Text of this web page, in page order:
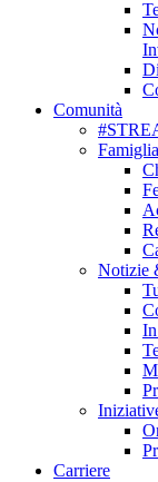
Comunità
Notizie
Carriere